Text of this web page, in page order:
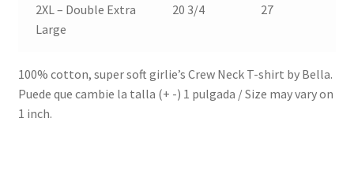
2XL – Double Extra
Large
20 3/4 27
100% cotton, super soft girlie’s Crew Neck T-shirt by Bella.
Puede que cambie la talla (+ -) 1 pulgada / Size may vary on
1 inch.